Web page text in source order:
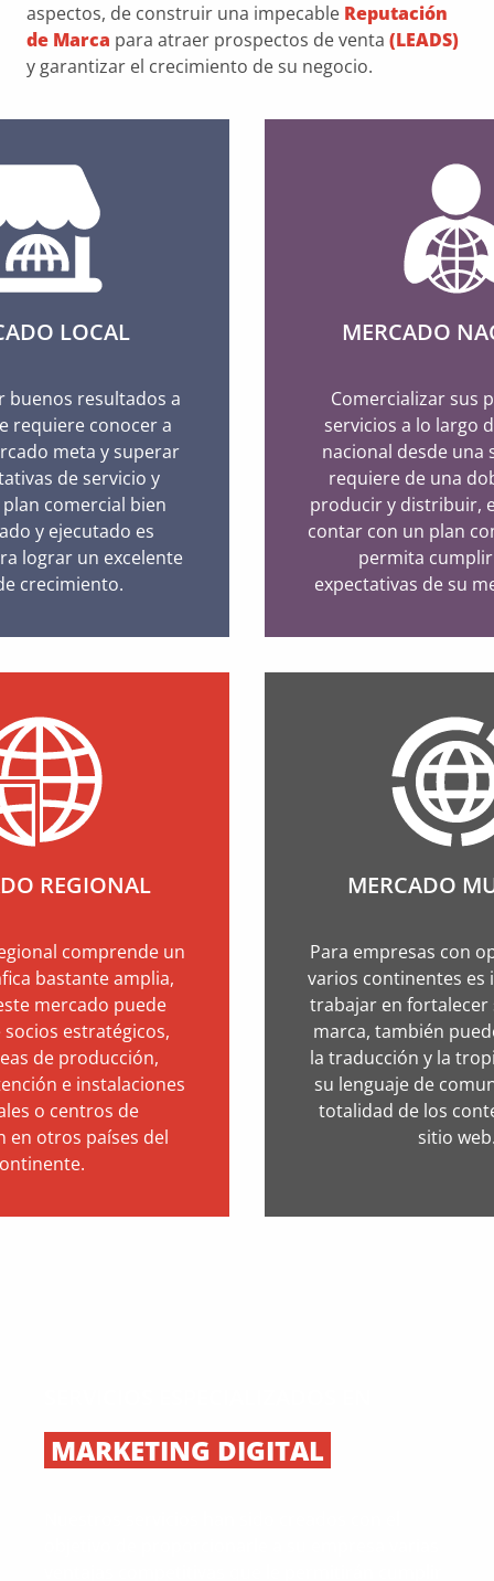
aspectos, de construir una impecable Reputación
de Marca para atraer prospectos de venta (LEADS)
y garantizar el crecimiento de su negocio.
LOCAL
buenos resultados a
requiere conocer a
meta y superar
de servicio y
comercial bien
y ejecutado es
lograr un excelente
crecimiento.
MERCADO
Comercializar sus
servicios a lo largo
nacional desde una
requiere de una
producir y distribuir,
contar con un plan
permita
expectativas de su
REGIONAL
comprende un
bastante amplia,
mercado puede
estratégicos,
de producción,
e instalaciones
o centros de
en otros países del
MERCADO
Para empresas con
varios continentes es
trabajar en fortalecer
marca, también
la traducción y la
su lenguaje de
totalidad de los
sitio
MARKETING DIGITAL